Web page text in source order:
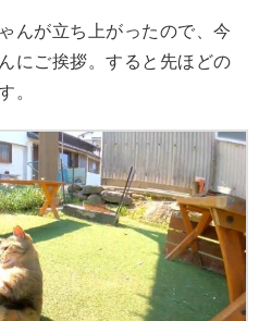
んが立ち上がったので、今
にご挨拶。すると先ほどの
。